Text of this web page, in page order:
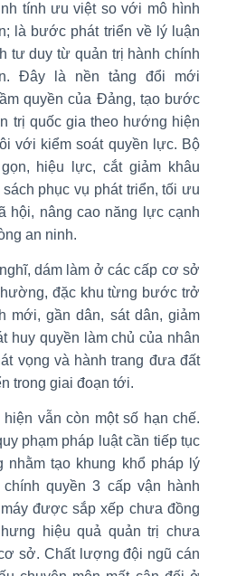
tính ưu việt so với mô hình
là bước phát triển về lý luận
tư duy từ quản trị hành chính
Đây là nền tảng đổi mới
quyền của Đảng, tạo bước
trị quốc gia theo hướng hiện
với kiểm soát quyền lực. Bộ
hiệu lực, cắt giảm khâu
phục vụ phát triển, tối ưu
hội, nâng cao năng lực cạnh
an ninh.
dám làm ở các cấp cơ sở
đặc khu từng bước trở
mới, gần dân, sát dân, giảm
huy quyền làm chủ của nhân
vọng và hành trang đưa đất
trong giai đoạn tới.
vẫn còn một số hạn chế.
phạm pháp luật cần tiếp tục
nhằm tạo khung khổ pháp lý
quyền 3 cấp vận hành
được sắp xếp chưa đồng
hiệu quả quản trị chưa
sở. Chất lượng đội ngũ cán